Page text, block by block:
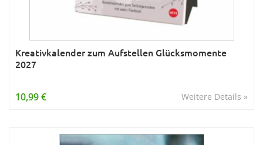
Kreativkalender zum Aufstellen Glücksmomente
2027
Weitere Details »
10,99 €